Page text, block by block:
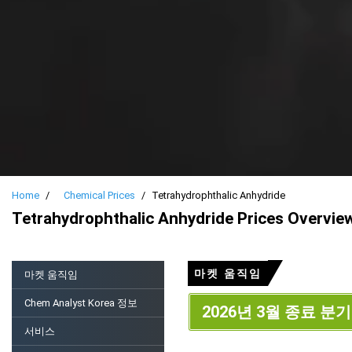
Home Chemical Prices Tetrahydrophthalic Anhydride
Tetrahydrophthalic Anhydride Prices
마켓 움직임
Chem Analyst Korea 정보
서비스
마켓 움직임
2026년 3월 종료 분기